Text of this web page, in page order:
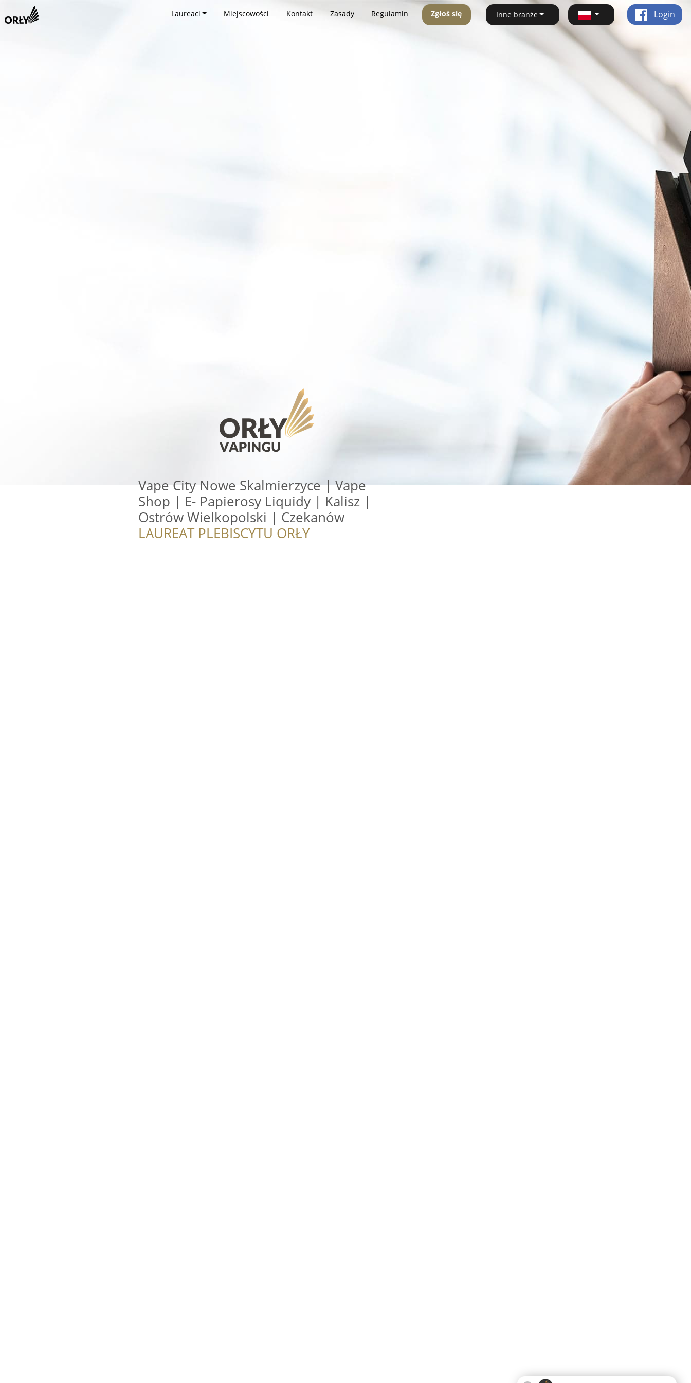
Laureaci Miejscowości Kontakt Zasady Regulamin Zgłoś się Inne branże Login
Vape City Nowe Skalmierzyce | Vape
Shop | E- Papierosy Liquidy | Kalisz |
Ostrów Wielkopolski | Czekanów
LAUREAT PLEBISCYTU ORŁY